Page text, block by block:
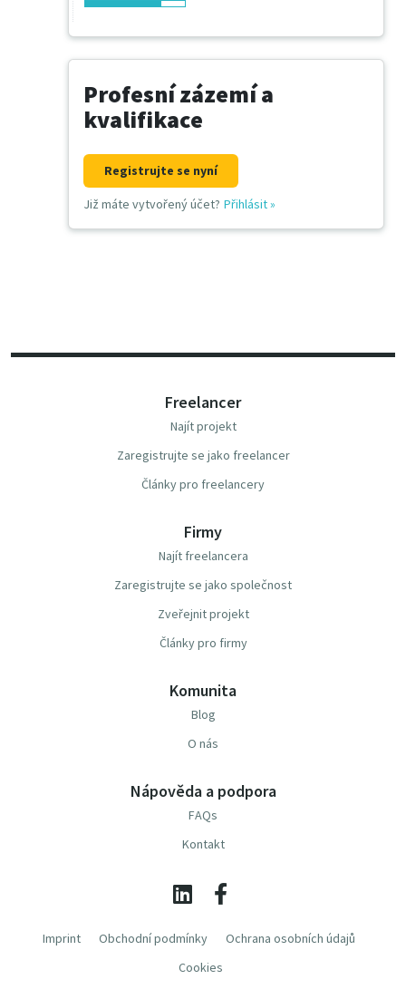
Profesní zázemí a
kvalifikace
Registrujte se nyní
Již máte vytvořený účet? Přihlásit»
Freelancer
Najít projekt
Zaregistrujte se jako freelancer
Články pro freelancery
Firmy
Najít freelancera
Zaregistrujte se jako společnost
Zveřejnit projekt
Články pro firmy
Komunita
Blog
O nás
Nápověda a podpora
FAQs
Kontakt
Imprint Obchodní podmínky
Ochrana osobních údajů
Cookies